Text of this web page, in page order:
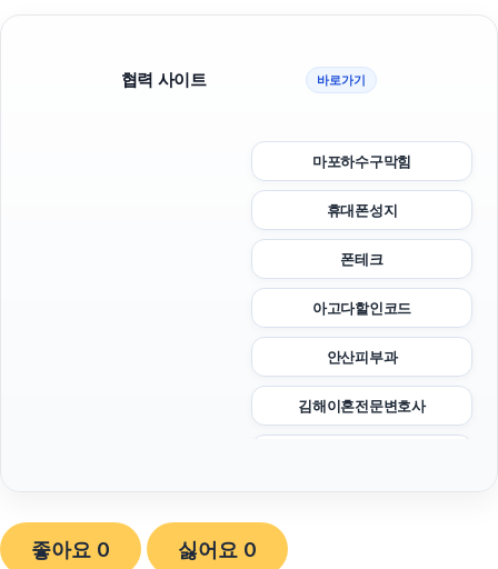
협력 사이트 바로가기
마포하수구막힘
휴대폰성지
폰테크
아고다할인코드
안산피부과
김해이혼전문변호사
좋아요 0 싫어요 0